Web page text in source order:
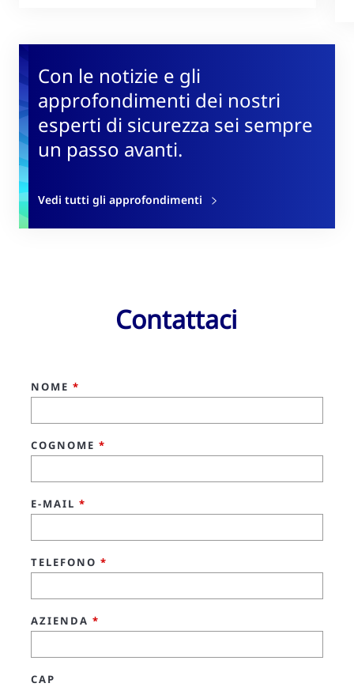
Con le notizie e gli
approfondimenti dei nostri
esperti di sicurezza sei sempre
un passo avanti.
Vedi tutti gli approfondimenti
Contattaci
NOME *
COGNOME *
E-MAIL *
TELEFONO *
AZIENDA *
CAP